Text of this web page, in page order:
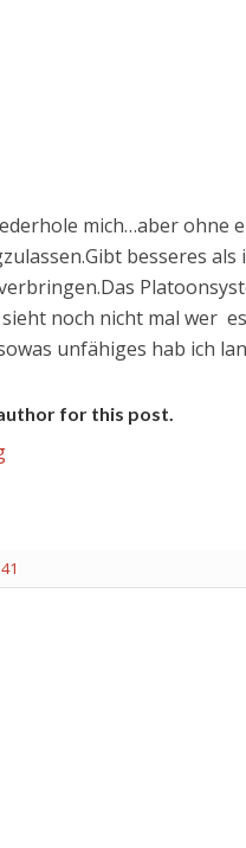
mich…aber ohne
besseres
noch nicht mal wer
unfähiges hab ich
for this post.